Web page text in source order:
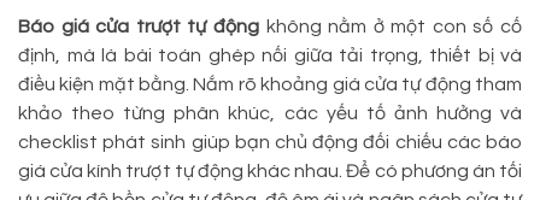
Báo giá cửa trượt tự độngkhông nằm ở một con số cố
định, mà là bài toán ghép nối giữa tải trọng, thiết bị và
điều kiện mặt bằng. Nắm rõ khoảng giá cửa tự động tham
khảo theo từng phân khúc, các yếu tố ảnh hưởng và
checklist phát sinh giúp bạn chủ động đối chiếu các báo
giá cửa kính trượt tự động khác nhau. Để có phương án tối